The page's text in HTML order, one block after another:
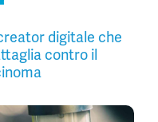
digitale che
contro il